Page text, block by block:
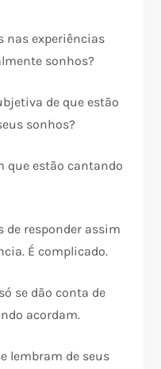
nas experiências
sonhos?
de que estão
sonhos?
que estão cantando
de responder assim
É complicado.
se dão conta de
acordam.
lembram de seus